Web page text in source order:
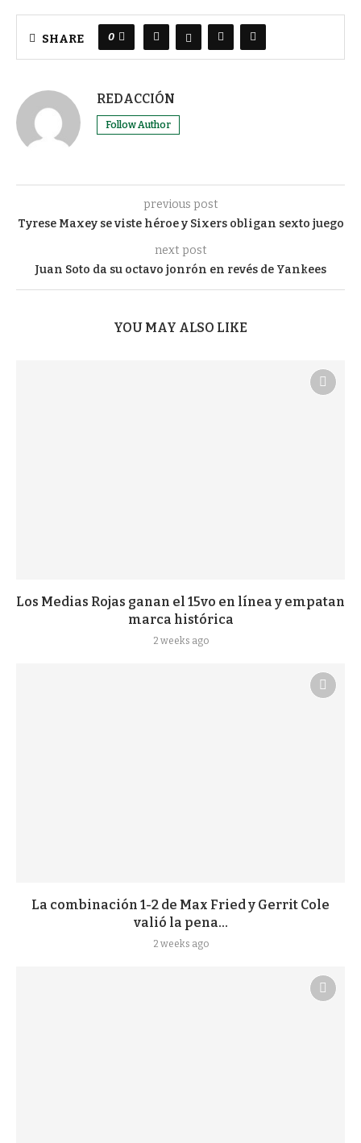
SHARE 0
REDACCIÓN
Follow Author
previous post
Tyrese Maxey se viste héroe y Sixers obligan sexto juego
next post
Juan Soto da su octavo jonrón en revés de Yankees
YOU MAY ALSO LIKE
Los Medias Rojas ganan el 15vo en línea y empatan
marca histórica
2 weeks ago
La combinación 1-2 de Max Fried y Gerrit Cole
valió la pena...
2 weeks ago